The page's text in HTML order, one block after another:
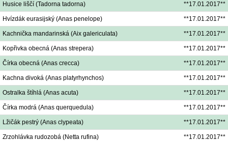
Husice liščí (Tadorna tadorna) **17.01.2017**
Hvízdák eurasijský (Anas penelope) **17.01.2017**
Kachnička mandarinská (Aix galericulata) **17.01.2017**
Kopřivka obecná (Anas strepera) **17.01.2017**
Čírka obecná (Anas crecca) **17.01.2017**
Kachna divoká (Anas platyrhynchos) **17.01.2017**
Ostralka štíhlá (Anas acuta) **17.01.2017**
Čírka modrá (Anas querquedula) **17.01.2017**
Lžičák pestrý (Anas clypeata) **17.01.2017**
Zrzohlávka rudozobá (Netta rufina) **17.01.2017**